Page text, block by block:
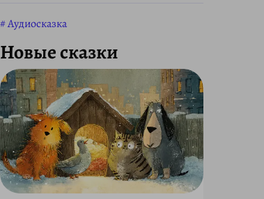
Аудиосказка
Новые сказки